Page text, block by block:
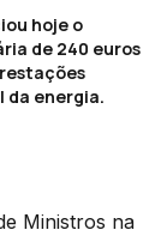
hoje o
de 240 euros
da energia.
Ministros na